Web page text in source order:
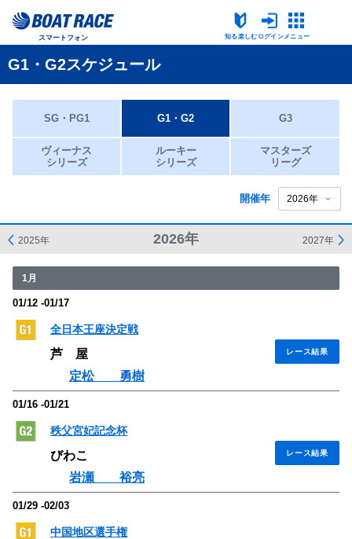
スマートフォン 知る楽しむ ログインメニュー
G1・G2スケジュール
SG・PG1 G1・G2 G3
ヴィーナス
シリーズ
ルーキー
シリーズ
マスターズ
リーグ
開催年
2025年 2026年 2027年
1月
01/12 -01/17
全日本王座決定戦
レース結果
芦 屋
定松 勇樹
01/16 -01/21
秩父宮妃記念杯
レース結果
びわこ
岩瀬 裕亮
01/29 -02/03
中国地区選手権